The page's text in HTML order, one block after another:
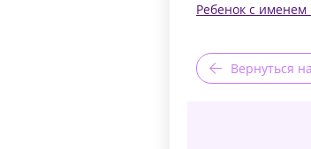
Ребенок с
Вернуться